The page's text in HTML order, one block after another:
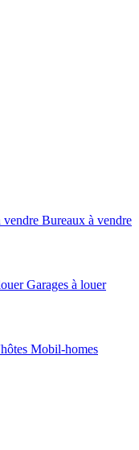
vendre Bureaux à vendre
Garages à louer
Mobil-homes